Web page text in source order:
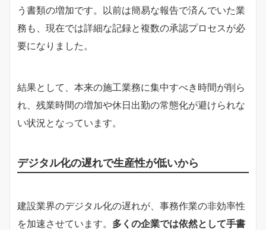
う書類の増加です。以前は簡易な報告で済んでいた業
務も、現在では詳細な記録と複数の承認プロセスが必
要になりました。
結果として、本来の施工業務に集中すべき時間が削ら
れ、残業時間の増加や休日出勤の常態化が避けられな
い状況となっています。
デジタル化の遅れで生産性が低いから
建設業界のデジタル化の遅れが、事務作業の非効率性
を加速させています。 多くの企業では依然として手書